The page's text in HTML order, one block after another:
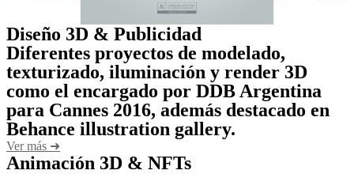
Diseño 3D & Publicidad
Diferentes proyectos de modelado,
texturizado, iluminación y render 3D
como el encargado por DDB Argentina
para Cannes 2016, además destacado en
Behance illustration gallery.
Ver más ➜
Animación 3D & NFTs